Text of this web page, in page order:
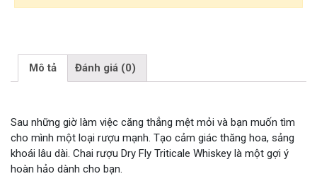
Mô tả Đánh giá (0)
Sau những giờ làm việc căng thẳng mệt mỏi và bạn muốn tìm
cho mình một loại rượu mạnh. Tạo cảm giác thăng hoa, sảng
khoái lâu dài. Chai rượu Dry Fly Triticale Whiskey là một gợi ý
hoàn hảo dành cho bạn.